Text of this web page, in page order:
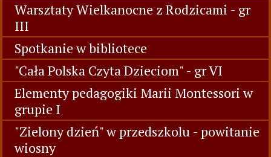
Warsztaty Wielkanocne z Rodzicami - gr
III
Spotkanie w bibliotece
"Cała Polska Czyta Dzieciom" - gr VI
Elementy pedagogiki Marii Montessori w
grupie I
"Zielony dzień" w przedszkolu - powitanie
wiosny